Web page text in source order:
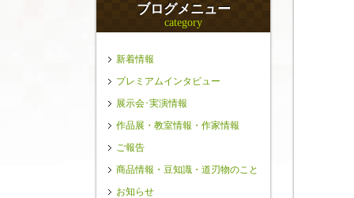
ブログメニュー
category
新着情報
プレミアムインタビュー
展示会･実演情報
作品展・教室情報・作家情報
ご報告
商品情報・豆知識・道刃物のこと
お知らせ